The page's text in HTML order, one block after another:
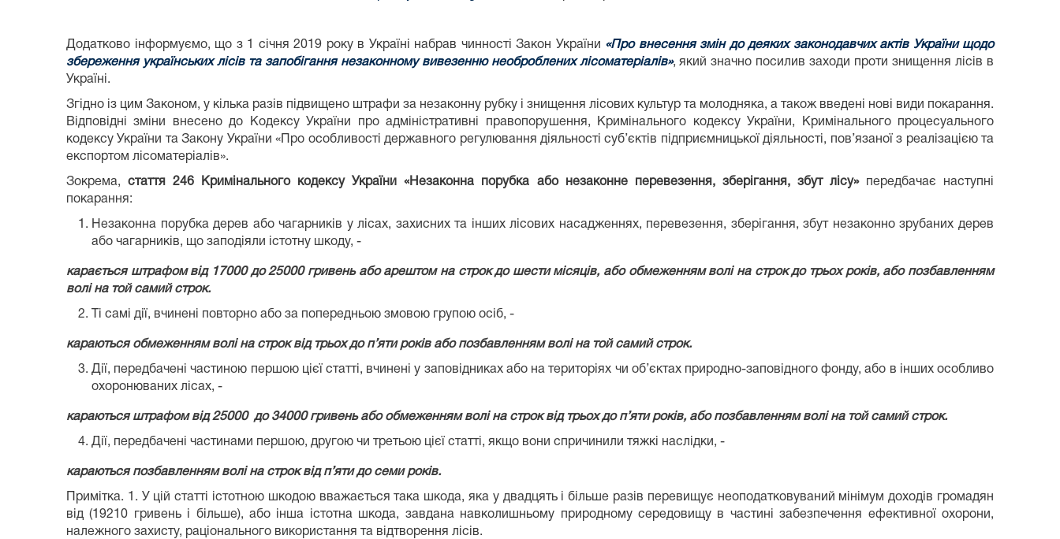
Додатково інформуємо, що з 1 січня 2019 року в Україні набрав чинності Закон України «Про внесення змін до деяких законодавчих актів України щодо
збереження українських лісів та запобігання незаконному вивезенню необроблених лісоматеріалів», який значно посилив заходи проти знищення лісів в
Україні.
Згідно із цим Законом, у кілька разів підвищено штрафи за незаконну рубку і знищення лісових культур та молодняка, а також введені нові види покарання.
Відповідні зміни внесено до Кодексу України про адміністративні правопорушення, Кримінального кодексу України, Кримінального процесуального
кодексу України та Закону України «Про особливості державного регулювання діяльності суб’єктів підприємницької діяльності, пов’язаної з реалізацією та
експортом лісоматеріалів».
Зокрема,стаття 246 Кримінального кодексу України « Незаконна порубка або незаконне перевезення, зберігання, збут лісу» передбачає наступні
покарання:
Незаконна порубка дерев або чагарників у лісах, захисних та інших лісових насадженнях, перевезення, зберігання, збут незаконно зрубаних дерев
або чагарників, що заподіяли істотну шкоду, -
карається штрафом від 17000 до 25000 гривень або арештом на строк до шести місяців, або обмеженням волі на строк до трьох років, або позбавленням
волі на той самий строк.
Ті самі дії, вчинені повторно або за попередньою змовою групою осіб, -
караються обмеженням волі на строк від трьох до п’яти років або позбавленням волі на той самий строк.
Дії, передбачені частиною першою цієї статті, вчинені у заповідниках або на територіях чи об’єктах природно-заповідного фонду, або в інших особливо
охоронюваних лісах, -
караються штрафом від 25000 до 34000 гривень або обмеженням волі на строк від трьох до п’яти років, або позбавленням волі на той самий строк.
Дії, передбачені частинами першою, другою чи третьою цієї статті, якщо вони спричинили тяжкі наслідки, -
караються позбавленням волі на строк від п’яти до семи років.
Примітка. 1. У цій статті істотною шкодою вважається така шкода, яка у двадцять і більше разів перевищує неоподатковуваний мінімум доходів громадян
від (19210 гривень і більше), або інша істотна шкода, завдана навколишньому природному середовищу в частині забезпечення ефективної охорони,
належного захисту, раціонального використання та відтворення лісів.